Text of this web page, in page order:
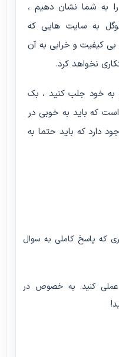
به شما نشان دهیم ،
به سایت هایی که
بی کیفیت و خرابی به آن
نخواهد کرد.
را به خود جلب کنید ، بک
که باید به خوبی در
دارد که باید حتما به
که پاسخ کاملی به سوال
کنید. به خصوص در